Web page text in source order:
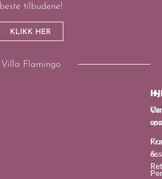
beste tilbudene!
KLIKK HER
Villa Flamingo
oss
&
oss